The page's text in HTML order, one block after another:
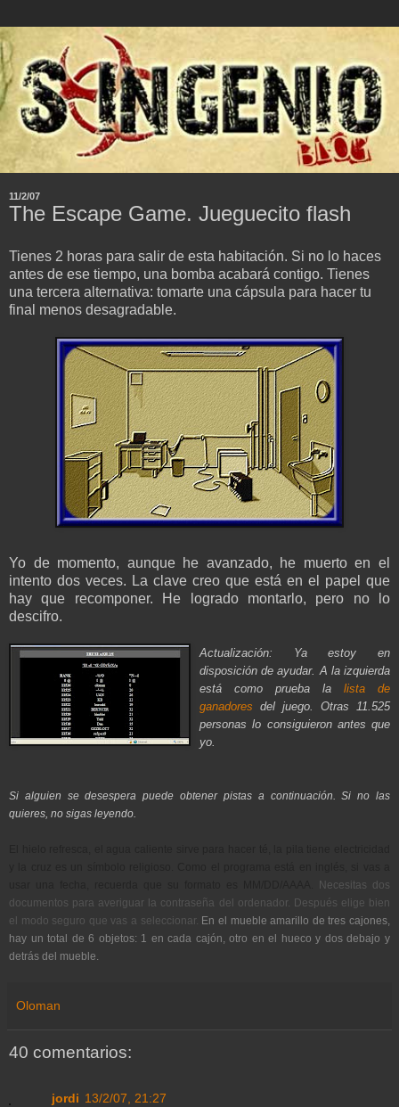
11/2/07
The Escape Game. Jueguecito flash
Tienes 2 horas para salir de esta habitación. Si no lo haces
antes de ese tiempo, una bomba acabará contigo. Tienes
una tercera alternativa: tomarte una cápsula para hacer tu
final menos desagradable.
Yo de momento, aunque he avanzado, he muerto en el
intento dos veces. La clave creo que está en el papel que
hay que recomponer. He logrado montarlo, pero no lo
descifro.
Actualización: Ya estoy en
disposición de ayudar. A la izquierda
está como prueba la lista de
ganadores del juego. Otras 11.525
personas lo consiguieron antes que
yo.
Si alguien se desespera puede obtener pistas a continuación. Si no las
quieres, no sigas leyendo.
Necesitas dos
documentos para averiguar la contraseña del ordenador. Después elige bien
el modo seguro que vas a seleccionar. En el mueble amarillo de tres cajones,
hay un total de 6 objetos: 1 en cada cajón, otro en el hueco y dos debajo y
detrás del mueble.
Oloman
40 comentarios:
jordi 13/2/07, 21:27